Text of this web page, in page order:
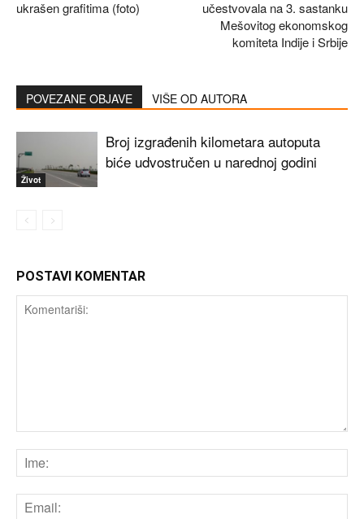
ukrašen grafitima (foto)
učestvovala na 3. sastanku
Mešovitog ekonomskog
komiteta Indije i Srbije
POVEZANE OBJAVE VIŠE OD AUTORA
Život
Broj izgrađenih kilometara autoputa
biće udvostručen u narednoj godini
POSTAVI KOMENTAR